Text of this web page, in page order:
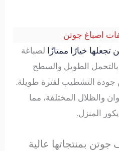
اصباغ جوتن
خيارًا ممتازًا لصباغة
بالتحمل الطويل والسطح
جودة التشطيب لفترة طويلة.
والظلال المختلفة، مما
المنزل.
بمنتجاتها عالية